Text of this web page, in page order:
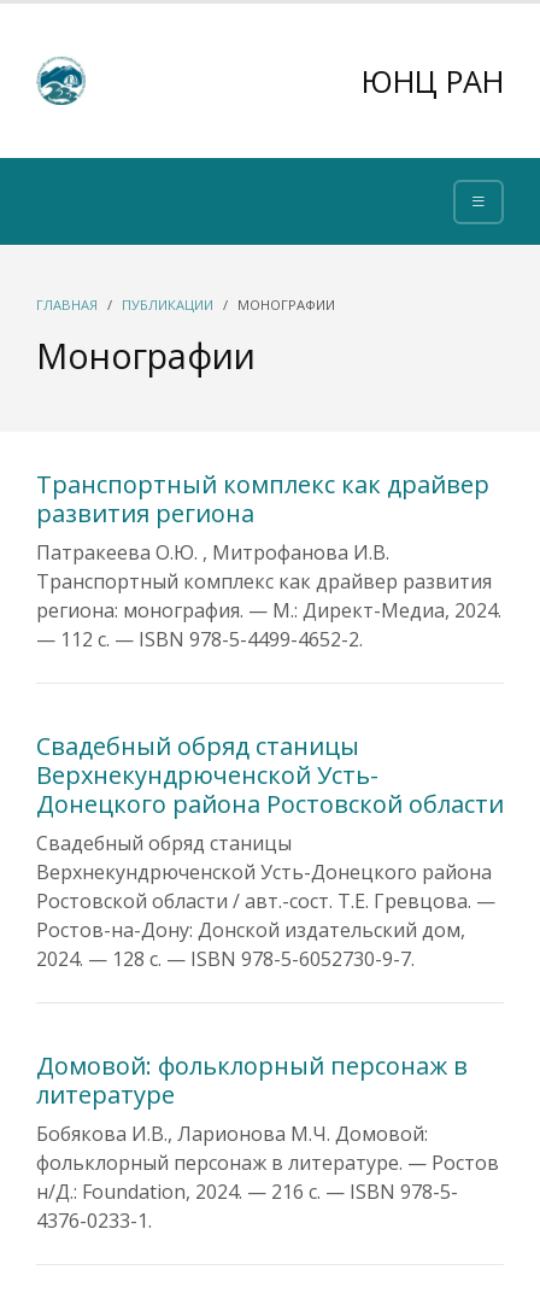
ЮНЦ РАН
ГЛАВНАЯ ПУБЛИКАЦИИ МОНОГРАФИИ
Монографии
Транспортный комплекс как драйвер
развития региона
Патракеева О.Ю. , Митрофанова И.В.
Транспортный комплекс как драйвер развития
региона: монография. — М.: Директ-Медиа, 2024.
— 112 с. — ISBN 978-5-4499-4652-2.
Свадебный обряд станицы
Верхнекундрюченской Усть-
Донецкого района Ростовской области
Свадебный обряд станицы
Верхнекундрюченской Усть-Донецкого района
Ростовской области / авт.-сост. Т.Е. Гревцова. —
Ростов-на-Дону: Донской издательский дом,
2024. — 128 с. — ISBN 978-5-6052730-9-7.
Домовой: фольклорный персонаж в
литературе
Бобякова И.В., Ларионова М.Ч. Домовой:
фольклорный персонаж в литературе. — Ростов
н/Д.: Foundation, 2024. — 216 c. — ISBN 978-5-
4376-0233-1.